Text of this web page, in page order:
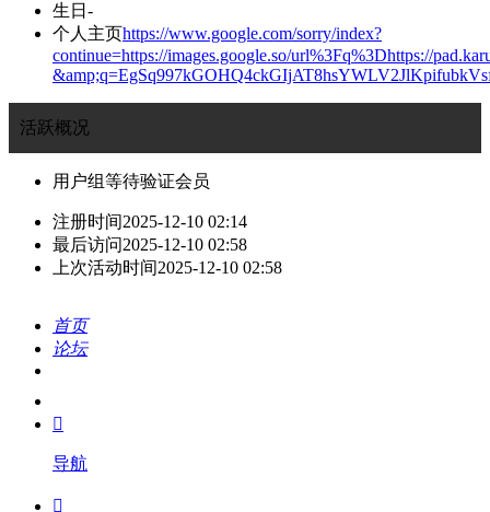
生日 -
个人主页https://www.google.com/sorry/index?
continue=https://images.google.so/url%3Fq%3Dhttps://
活跃概况
用户组等待验证会员
注册时间2025-12-10 02:14
最后访问2025-12-10 02:58
上次活动时间2025-12-10 02:58
首页
论坛
我的

导航
